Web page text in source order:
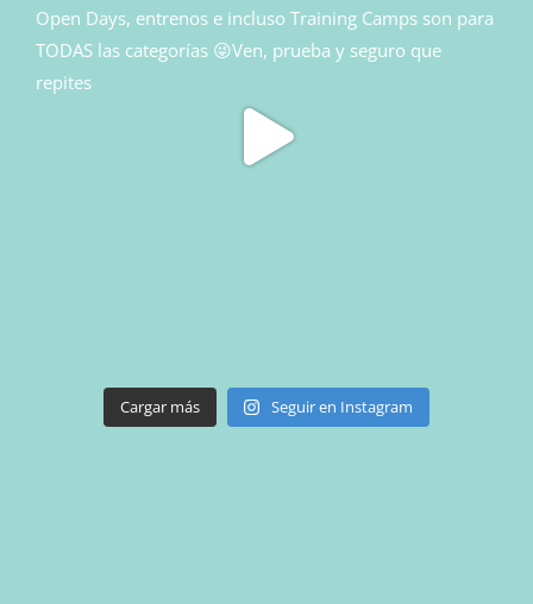
Cargar más Seguir en Instagram